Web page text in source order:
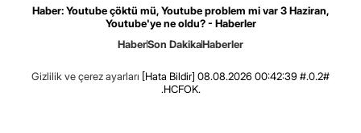
Haber: Youtube çöktü mü, Youtube problem mi var 3 Haziran,
Youtube'ye ne oldu? - Haberler
HaberSon DakikaHaberler
Gizlilik ve çerez ayarları [Hata Bildir] 08.08.2026 00:42:39 #.0.2#
.HCFOK.